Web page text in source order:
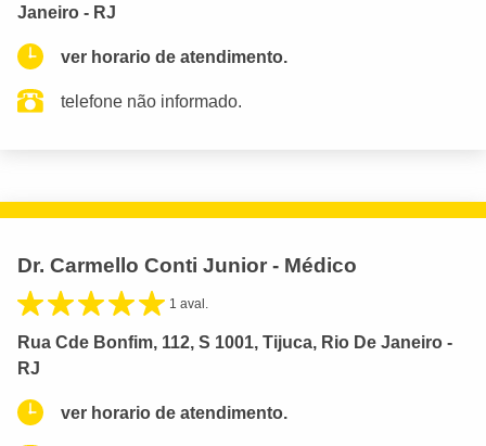
Janeiro - RJ
ver horario de atendimento.
telefone não informado.
Dr. Carmello Conti Junior - Médico
1 aval.
Rua Cde Bonfim, 112, S 1001, Tijuca, Rio De Janeiro -
RJ
ver horario de atendimento.